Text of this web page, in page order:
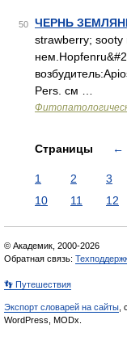
50 ЧЕРНЬ
strawberry;
Pers. см …
Страницы ←
1 2 3
10
11 12
© Академик, 2000-2026
Обратная связь:
👣 Путешествия
Экспорт словарей на сайты
WordPress, MODx.